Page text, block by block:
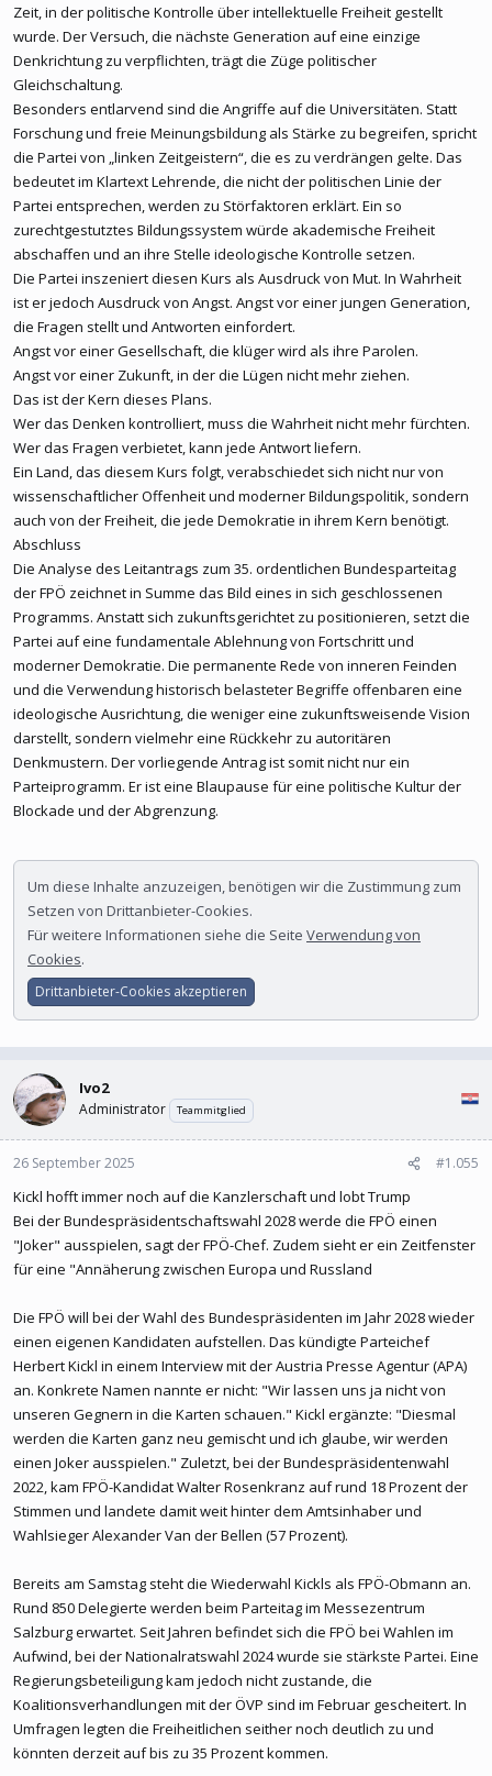
Zeit, in der politische Kontrolle über intellektuelle Freiheit gestellt
wurde. Der Versuch, die nächste Generation auf eine einzige
Denkrichtung zu verpflichten, trägt die Züge politischer
Gleichschaltung.
Besonders entlarvend sind die Angriffe auf die Universitäten. Statt
Forschung und freie Meinungsbildung als Stärke zu begreifen, spricht
die Partei von „linken Zeitgeistern“, die es zu verdrängen gelte. Das
bedeutet im Klartext Lehrende, die nicht der politischen Linie der
Partei entsprechen, werden zu Störfaktoren erklärt. Ein so
zurechtgestutztes Bildungssystem würde akademische Freiheit
abschaffen und an ihre Stelle ideologische Kontrolle setzen.
Die Partei inszeniert diesen Kurs als Ausdruck von Mut. In Wahrheit
ist er jedoch Ausdruck von Angst. Angst vor einer jungen Generation,
die Fragen stellt und Antworten einfordert.
Angst vor einer Gesellschaft, die klüger wird als ihre Parolen.
Angst vor einer Zukunft, in der die Lügen nicht mehr ziehen.
Das ist der Kern dieses Plans.
Wer das Denken kontrolliert, muss die Wahrheit nicht mehr fürchten.
Wer das Fragen verbietet, kann jede Antwort liefern.
Ein Land, das diesem Kurs folgt, verabschiedet sich nicht nur von
wissenschaftlicher Offenheit und moderner Bildungspolitik, sondern
auch von der Freiheit, die jede Demokratie in ihrem Kern benötigt.
Abschluss
Die Analyse des Leitantrags zum 35. ordentlichen Bundesparteitag
der FPÖ zeichnet in Summe das Bild eines in sich geschlossenen
Programms. Anstatt sich zukunftsgerichtet zu positionieren, setzt die
Partei auf eine fundamentale Ablehnung von Fortschritt und
moderner Demokratie. Die permanente Rede von inneren Feinden
und die Verwendung historisch belasteter Begriffe offenbaren eine
ideologische Ausrichtung, die weniger eine zukunftsweisende Vision
darstellt, sondern vielmehr eine Rückkehr zu autoritären
Denkmustern. Der vorliegende Antrag ist somit nicht nur ein
Parteiprogramm. Er ist eine Blaupause für eine politische Kultur der
Blockade und der Abgrenzung.
Um diese Inhalte anzuzeigen, benötigen wir die Zustimmung zum
Setzen von Drittanbieter-Cookies.
Für weitere Informationen siehe die Seite Verwendung von
Cookies.
Drittanbieter-Cookies akzeptieren
Ivo2
Administrator Teammitglied
26 September 2025 #1.055
Kickl hofft immer noch auf die Kanzlerschaft und lobt Trump
Bei der Bundespräsidentschaftswahl 2028 werde die FPÖ einen
"Joker" ausspielen, sagt der FPÖ-Chef. Zudem sieht er ein Zeitfenster
für eine "Annäherung zwischen Europa und Russland
Die FPÖ will bei der Wahl des Bundespräsidenten im Jahr 2028 wieder
einen eigenen Kandidaten aufstellen. Das kündigte Parteichef
Herbert Kickl in einem Interview mit der Austria Presse Agentur (APA)
an. Konkrete Namen nannte er nicht: "Wir lassen uns ja nicht von
unseren Gegnern in die Karten schauen." Kickl ergänzte: "Diesmal
werden die Karten ganz neu gemischt und ich glaube, wir werden
einen Joker ausspielen." Zuletzt, bei der Bundespräsidentenwahl
2022, kam FPÖ-Kandidat Walter Rosenkranz auf rund 18 Prozent der
Stimmen und landete damit weit hinter dem Amtsinhaber und
Wahlsieger Alexander Van der Bellen (57 Prozent).
Bereits am Samstag steht die Wiederwahl Kickls als FPÖ-Obmann an.
Rund 850 Delegierte werden beim Parteitag im Messezentrum
Salzburg erwartet. Seit Jahren befindet sich die FPÖ bei Wahlen im
Aufwind, bei der Nationalratswahl 2024 wurde sie stärkste Partei. Eine
Regierungsbeteiligung kam jedoch nicht zustande, die
Koalitionsverhandlungen mit der ÖVP sind im Februar gescheitert. In
Umfragen legten die Freiheitlichen seither noch deutlich zu und
könnten derzeit auf bis zu 35 Prozent kommen.